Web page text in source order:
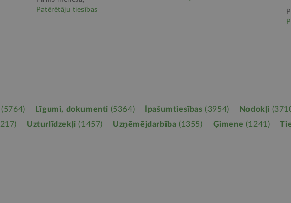
Patērētāju tiesības
(5764) Līgumi, dokumenti (5364) Īpašumtiesības (3954) Nodokļi
Uzturlīdzekļi (1457) Uzņēmējdarbība (1355) Ģimene (1241)